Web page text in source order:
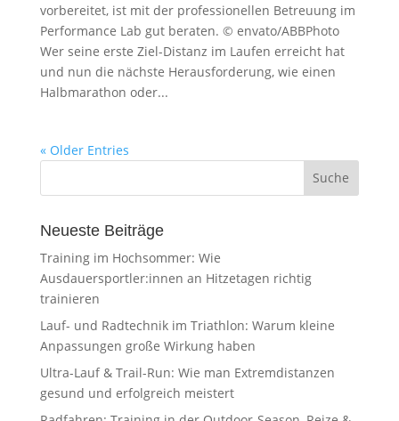
vorbereitet, ist mit der professionellen Betreuung im
Performance Lab gut beraten. © envato/ABBPhoto
Wer seine erste Ziel-Distanz im Laufen erreicht hat
und nun die nächste Herausforderung, wie einen
Halbmarathon oder...
« Older Entries
Neueste Beiträge
Training im Hochsommer: Wie
Ausdauersportler:innen an Hitzetagen richtig
trainieren
Lauf- und Radtechnik im Triathlon: Warum kleine
Anpassungen große Wirkung haben
Ultra-Lauf & Trail-Run: Wie man Extremdistanzen
gesund und erfolgreich meistert